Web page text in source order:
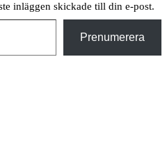
inläggen skickade till din e-post.
Prenumerera